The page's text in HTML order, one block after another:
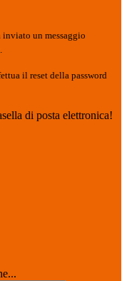
inviato un messaggio
il reset della password
di posta elettronica!